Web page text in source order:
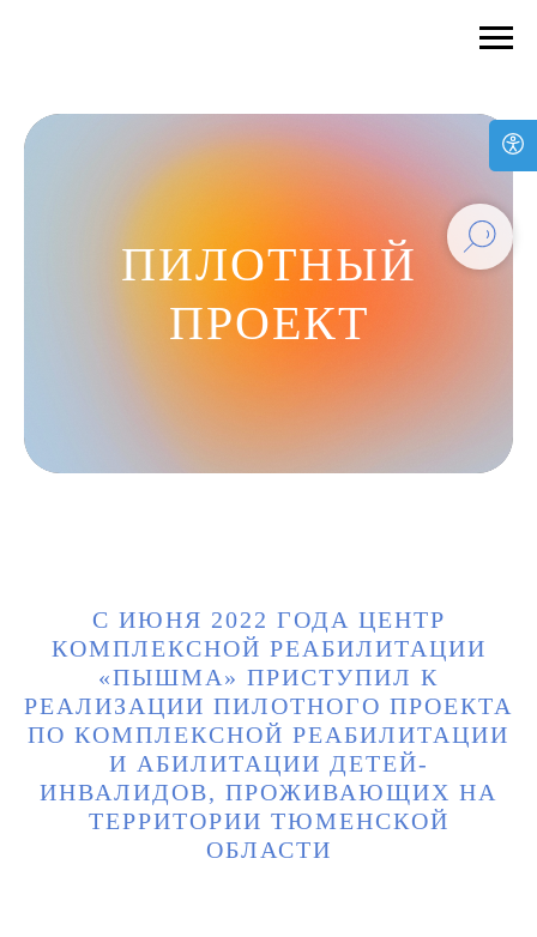
ПИЛОТНЫЙ
ПРОЕКТ
С ИЮНЯ 2022 ГОДА ЦЕНТР
КОМПЛЕКСНОЙ РЕАБИЛИТАЦИИ
«ПЫШМА» ПРИСТУПИЛ К
РЕАЛИЗАЦИИ ПИЛОТНОГО ПРОЕКТА
ПО КОМПЛЕКСНОЙ РЕАБИЛИТАЦИИ
И АБИЛИТАЦИИ ДЕТЕЙ-
ИНВАЛИДОВ, ПРОЖИВАЮЩИХ НА
ТЕРРИТОРИИ ТЮМЕНСКОЙ
ОБЛАСТИ